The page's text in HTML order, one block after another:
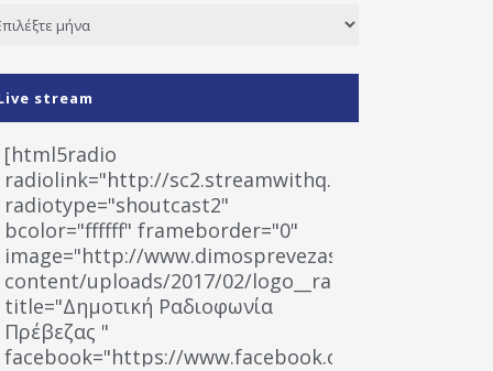
stream
[html5radio
radiolink="http://sc2.streamwithq.com:8028/
radiotype="shoutcast2"
bcolor="ffffff" frameborder="0"
image="http://www.dimosprevezas.gr/wp-
content/uploads/2017/02/logo__radiofonias.jpg"
title="Δημοτική Ραδιοφωνία
Πρέβεζας "
facebook="https://www.facebook.com/